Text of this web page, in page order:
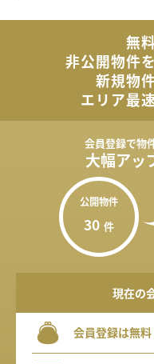
無
非公開物件を
新規物
エリア最
会員登録で物
大幅アッ
公開物件
30 件
現在の
会員登録は無料